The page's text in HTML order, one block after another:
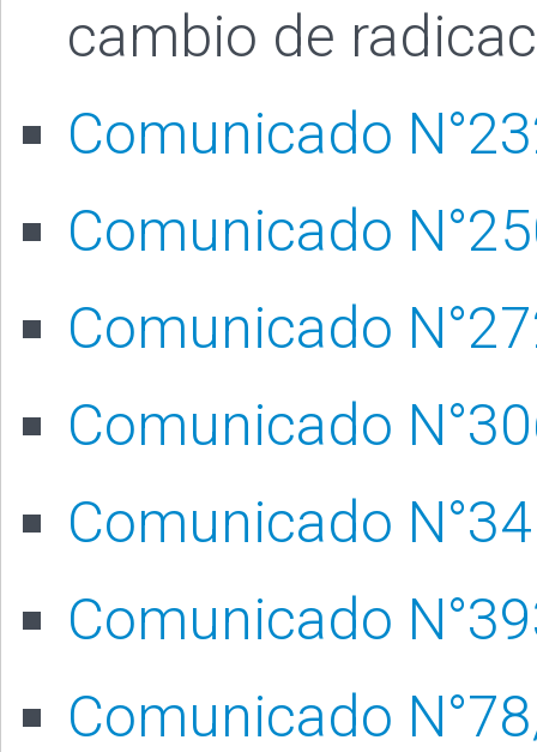
cambio de
Comunicado
Comunicado
Comunicado
Comunicado
Comunicado
Comunicado
Comunicado